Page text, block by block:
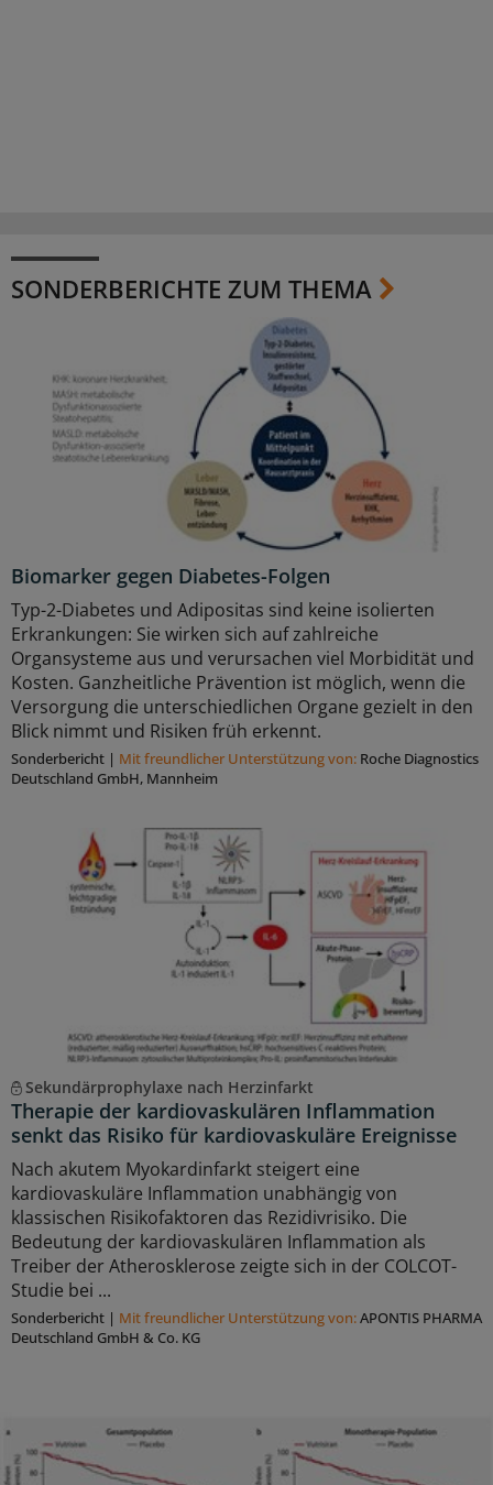
SONDERBERICHTE ZUM THEMA
Biomarker gegen Diabetes-Folgen
Typ-2-Diabetes und Adipositas sind keine isolierten
Erkrankungen: Sie wirken sich auf zahlreiche
Organsysteme aus und verursachen viel Morbidität und
Kosten. Ganzheitliche Prävention ist möglich, wenn die
Versorgung die unterschiedlichen Organe gezielt in den
Blick nimmt und Risiken früh erkennt.
Sonderbericht | Mit freundlicher Unterstützung von: Roche Diagnostics
Deutschland GmbH, Mannheim
Sekundärprophylaxe nach Herzinfarkt
Therapie der kardiovaskulären Inflammation
senkt das Risiko für kardiovaskuläre Ereignisse
Nach akutem Myokardinfarkt steigert eine
kardiovaskuläre Inflammation unabhängig von
klassischen Risikofaktoren das Rezidivrisiko. Die
Bedeutung der kardiovaskulären Inflammation als
Treiber der Atherosklerose zeigte sich in der COLCOT-
Studie bei ...
Sonderbericht | Mit freundlicher Unterstützung von:APONTIS PHARMA
Deutschland GmbH & Co. KG